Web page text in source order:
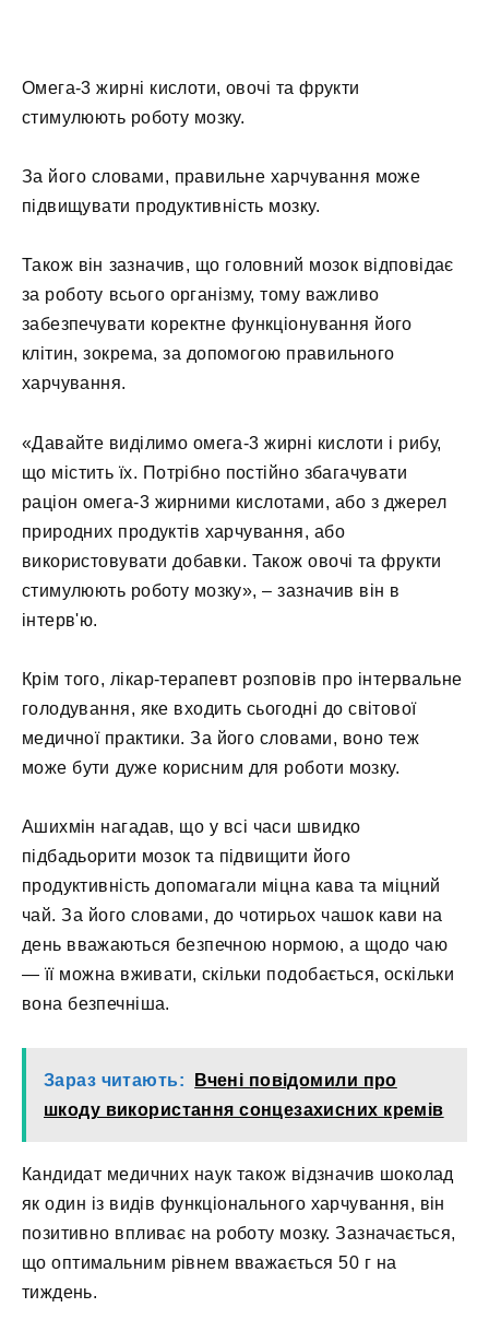
Омега-3 жирні кислоти, овочі та фрукти
стимулюють роботу мозку.
За його словами, правильне харчування може
підвищувати продуктивність мозку.
Також він зазначив, що головний мозок відповідає
за роботу всього організму, тому важливо
забезпечувати коректне функціонування його
клітин, зокрема, за допомогою правильного
харчування.
«Давайте виділимо омега-3 жирні кислоти і рибу,
що містить їх. Потрібно постійно збагачувати
раціон омега-3 жирними кислотами, або з джерел
природних продуктів харчування, або
використовувати добавки. Також овочі та фрукти
стимулюють роботу мозку», – зазначив він в
інтерв'ю.
Крім того, лікар-терапевт розповів про інтервальне
голодування, яке входить сьогодні до світової
медичної практики. За його словами, воно теж
може бути дуже корисним для роботи мозку.
Ашихмін нагадав, що у всі часи швидко
підбадьорити мозок та підвищити його
продуктивність допомагали міцна кава та міцний
чай. За його словами, до чотирьох чашок кави на
день вважаються безпечною нормою, а щодо чаю
— її можна вживати, скільки подобається, оскільки
вона безпечніша.
Зараз читають:
Вчені повідомили про
шкоду використання сонцезахисних кремів
Кандидат медичних наук також відзначив шоколад
як один із видів функціонального харчування, він
позитивно впливає на роботу мозку. Зазначається,
що оптимальним рівнем вважається 50 г на
тиждень.